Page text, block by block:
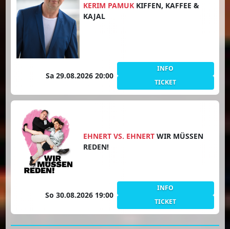
KERIM PAMUK KIFFEN, KAFFEE &
KAJAL
Sa 29.08.2026 20:00
INFO
TICKET
EHNERT VS. EHNERT WIR MÜSSEN
REDEN!
So 30.08.2026 19:00
INFO
TICKET